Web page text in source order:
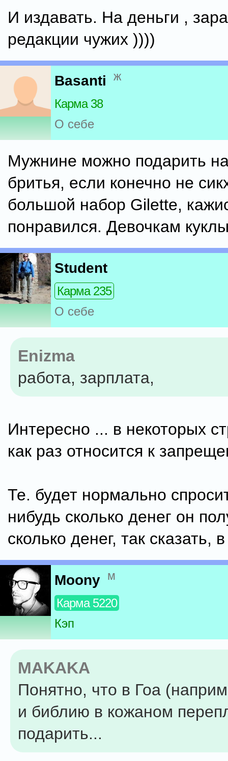
И издавать. На деньги ,
редакции чужих ))))
Basanti ж
Карма 38
О себе
Мужнине можно подарить
бритья, если конечно не
большой набор Gilette,
понравился. Девочкам
Student
Карма 235
О себе
Enizma
работа, зарплата,
Интересно ... в некоторых
как раз относится к
Те. будет нормально
нибудь сколько денег он
сколько денег, так сказать,
Moony м
Карма 5220
Кэп
MAKAKA
Понятно, что в Гоа
и библию в кожаном
подарить...